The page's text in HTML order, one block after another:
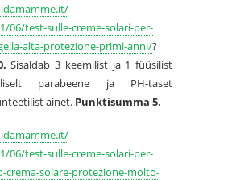
06/test-sulle-creme-solari-per-
alta-protezione-primi-anni/?
Sisaldab 3 keemilist ja 1 füüsilist
parabeene ja PH-taset
ainet. Punktisumma 5.
06/test-sulle-creme-solari-per-
crema-solare-protezione-molto-